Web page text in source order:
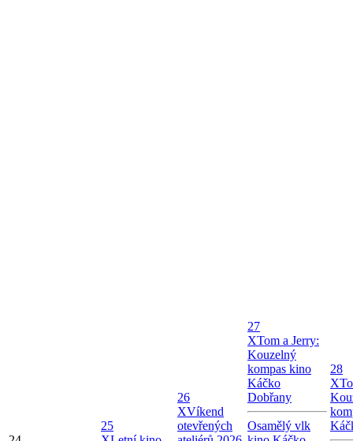
25
26
XVíkend
otevřených
27
XTom a Jerry:
Kouzelný
kompas kino
Káčko
Dobřany
Osamělý vlk
28
X